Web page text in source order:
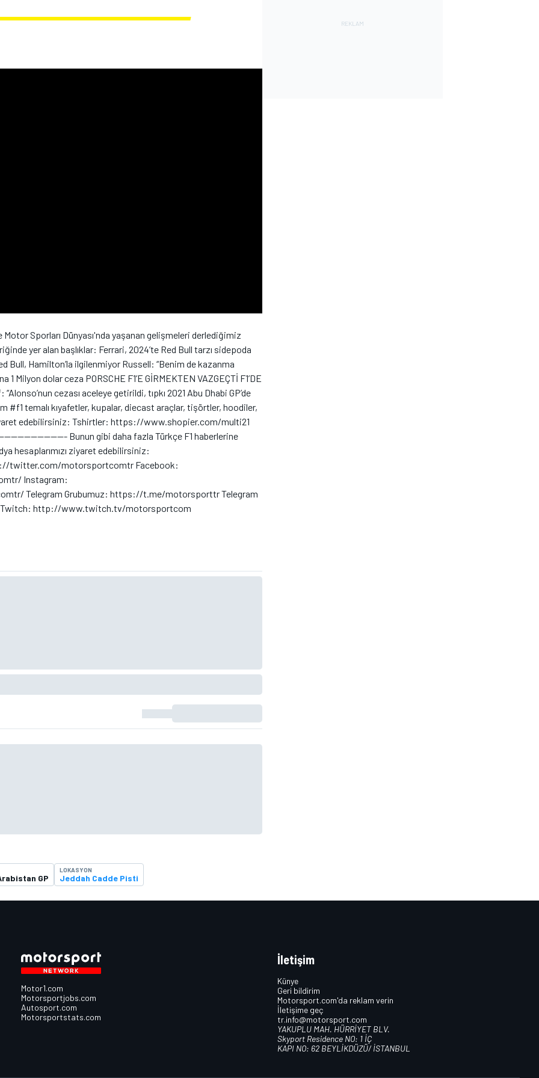
Sporları Dünyası'nda yaşanan gelişmeleri derlediğimiz
yer alan başlıklar: Ferrari, 2024’te Red Bull tarzı sidepoda
Bull, Hamilton’la ilgilenmiyor Russell: “Benim de kazanma
1 Milyon dolar ceza PORSCHE F1’E GİRMEKTEN VAZGEÇTİ F1’DE
cezası aceleye getirildi, tıpkı 2021 Abu Dhabi GP’de
temalı kıyafetler, kupalar, diecast araçlar, tişörtler, hoodiler,
edebilirsiniz: Tshirtler: https://www.shopier.com/multi21
Bunun gibi daha fazla Türkçe F1 haberlerine
hesaplarımızı ziyaret edebilirsiniz:
motorsportcomtr Facebook:
Instagram:
Telegram Grubumuz: https://t.me/motorsporttr Telegram
http://www.twitch.tv/motorsportcom
GP
LOKASYON
Jeddah Cadde Pisti
Motor1.com
Motorsportjobs.com
Autosport.com
Motorsportstats.com
İletişim
Künye
Geri bildirim
Motorsport.com'da reklam verin
İletişime geç
tr.info@motorsport.com
YAKUPLU MAH. HÜRRİYET BLV.
Skyport Residence NO: 1 İÇ
KAPI NO: 62 BEYLİKDÜZÜ/ İSTANBUL